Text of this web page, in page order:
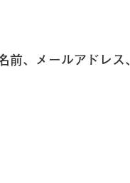
、メールアドレス